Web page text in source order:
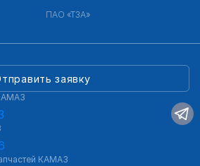
заявку
КАМАЗ
ПАО «ТЗА»